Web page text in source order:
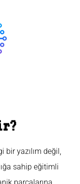
bir yazılım değil,
sahip eğitimli